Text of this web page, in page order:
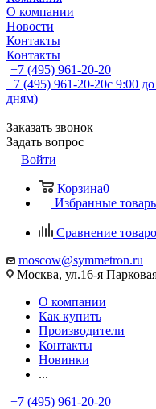
О компании
Новости
Контакты
Контакты
+7 (495) 961-20-20
+7 (495) 961-20-20с 9:00
дням)
Заказать звонок
Задать вопрос
Войти
Корзина0
Избранные
Сравнение
moscow@symmetron.ru
Москва, ул.16-я
О компании
Как купить
Производители
Контакты
Новинки
...
+7 (495) 961-20-20